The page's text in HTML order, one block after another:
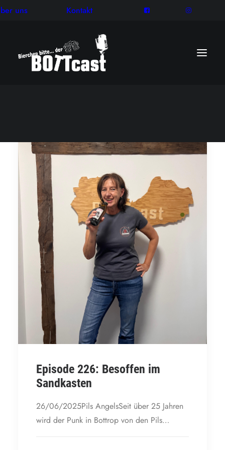
uns Kontakt
Episode 226: Besoffen im
Sandkasten
26/06/2025Pils AngelsSeit über 25 Jahren
wird der Punk in Bottrop von den Pils…